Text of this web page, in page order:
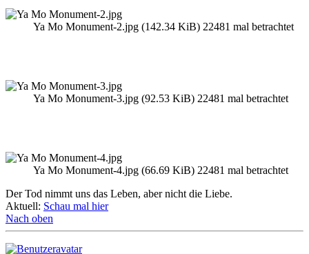
Ya Mo Monument-2.jpg (142.34 KiB) 22481 mal betrachtet
Ya Mo Monument-3.jpg (92.53 KiB) 22481 mal betrachtet
Ya Mo Monument-4.jpg (66.69 KiB) 22481 mal betrachtet
Der Tod nimmt uns das Leben, aber nicht die Liebe.
Aktuell: Schau mal hier
Nach oben